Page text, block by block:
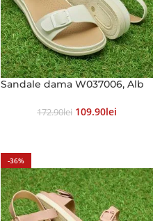
Sandale dama W037006, Alb
172.90Lei 109.90Lei
-36%